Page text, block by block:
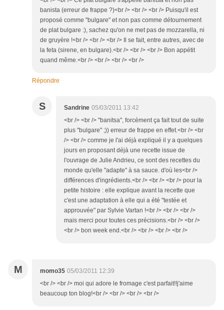
banista (erreur de frappe ?)<br /> <br /> <br /> Puisqu'il est
proposé comme "bulgare" et non pas comme détournement
de plat bulgare :), sachez qu'on ne met pas de mozzarella, ni
de gruyère !<br /> <br /> <br /> Il se fait, entre autres, avec de
la feta (sirene, en bulgare).<br /> <br /> <br /> Bon appétit
quand même.<br /> <br /> <br /> <br />
Répondre
S Sandrine 05/03/2011 13:42
<br /> <br /> "banitsa", forcément ça fait tout de suite
plus "bulgare" ;)) erreur de frappe en effet.<br /> <br
/> <br /> comme je l'ai déjà expliqué il y a quelques
jours en proposant déjà une recette issue de
l'ouvrage de Julie Andrieu, ce sont des recettes du
monde qu'elle "adapte" à sa sauce. d'où les<br />
différences d'ingrédients.<br /> <br /> <br /> pour la
petite histoire : elle explique avant la recette que
c'est une adaptation à elle qui a été "testée et
approuvée" par Sylvie Vartan !<br /> <br /> <br />
mais merci pour toutes ces précisions.<br /> <br />
<br /> bon week end.<br /> <br /> <br /> <br />
M momo35 05/03/2011 12:39
<br /> <br /> moi qui adore le fromage c'est parfait!!j'aime
beaucoup ton blog!<br /> <br /> <br /> <br />